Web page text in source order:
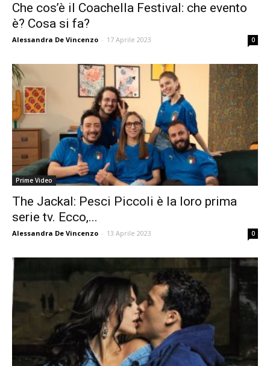
Che cos’è il Coachella Festival: che evento
è? Cosa si fa?
Alessandra De Vincenzo - 17 Aprile 2023 0
Prime Video
The Jackal: Pesci Piccoli è la loro prima
serie tv. Ecco,...
Alessandra De Vincenzo - 13 Aprile 2023 0